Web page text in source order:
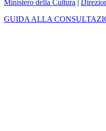
Ministero della Cultura
GUIDA ALLA